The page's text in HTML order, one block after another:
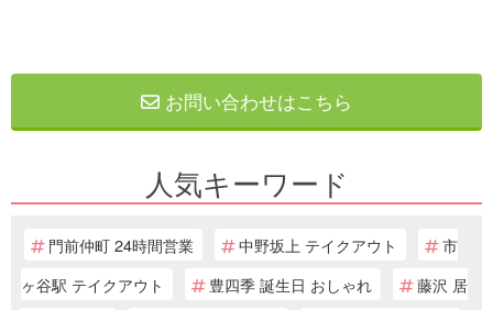
お問い合わせはこちら
人気キーワード
門前仲町 24時間営業 中野坂上 テイクアウト
市
ヶ谷駅 テイクアウト
豊四季 誕生日 おしゃれ
藤沢 居